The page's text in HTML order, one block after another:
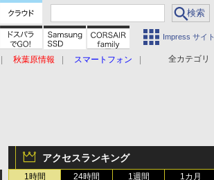
Impress サイト
全カテゴリ
秋葉原情報
スマートフォン
アクセスランキング
1時間 24時間 1週間 1カ月